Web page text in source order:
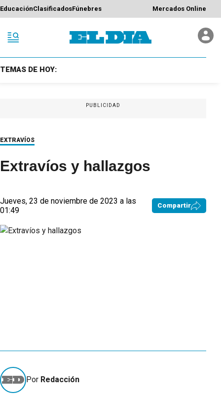
EducaciónClasificadosFúnebres Mercados Online
TEMAS DE HOY:
PUBLICIDAD
EXTRAVÍOS
Extravíos y hallazgos
Jueves, 23 de noviembre de 2023 a las
01:49
Compartir
Por Redacción